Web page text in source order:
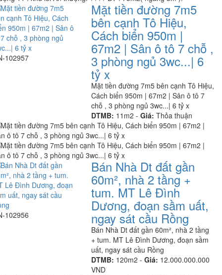
102957
Mặt tiền đường 7m5
bên cạnh Tô Hiệu,
Cách biển 950m |
67m2 | Sân ô tô 7 chỗ ,
3 phòng ngủ 3wc...| 6
tỷ x
Mặt tiền đường 7m5 bên cạnh Tô Hiệu,
Cách biển 950m | 67m2 | Sân ô tô 7
chỗ , 3 phòng ngủ 3wc...| 6 tỷ x
DTMB: 11m2 -Giá: Thỏa thuận
102956
Bán Nhà Dt đất gần
60m², nhà 2 tầng +
tum. MT Lê Đình
Dương, đoạn sầm uất,
ngay sát cầu Rồng
Bán Nhà Dt đất gần 60m², nhà 2 tầng
+ tum. MT Lê Đình Dương, đoạn sầm
uất, ngay sát cầu Rồng
DTMB: 120m2 -Giá: 12.000.000.000
VND